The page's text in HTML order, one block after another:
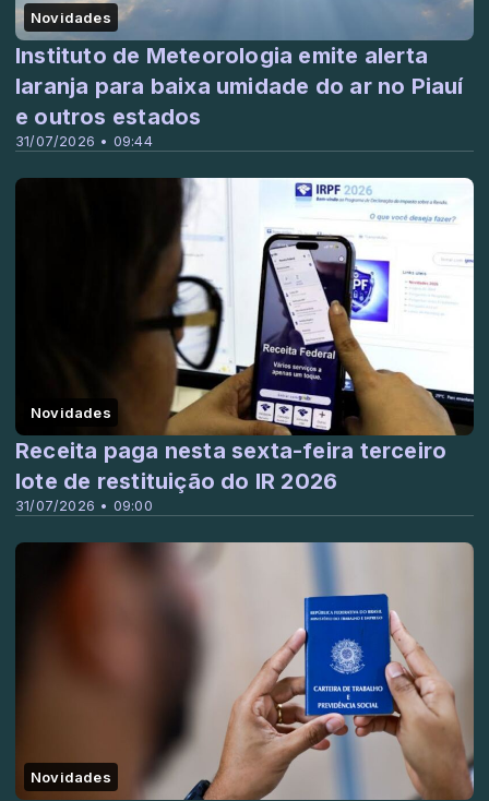
Novidades
31/07/2026 • 09:44
Instituto de Meteorologia emite alerta
laranja para baixa umidade do ar no Piauí
e outros estados
Novidades
31/07/2026 • 09:00
Receita paga nesta sexta-feira terceiro
lote de restituição do IR 2026
Novidades